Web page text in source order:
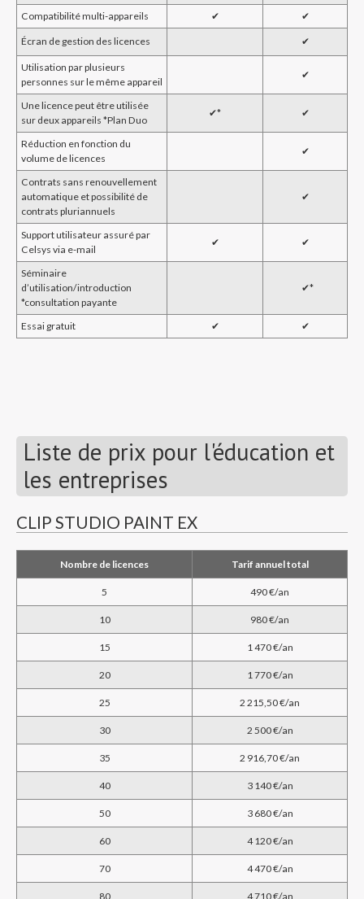
Compatibilité multi-appareils
✔︎ ✔︎
Écran de gestion des licences ✔︎
Utilisation par plusieurs
personnes sur le même appareil
✔︎
Une licence peut être utilisée
sur deux appareils *Plan Duo
✔︎* ✔︎
Réduction en fonction du
volume de licences
✔︎
Contrats sans renouvellement
automatique et possibilité de
contrats pluriannuels
✔︎
Support utilisateur assuré par
Celsys via e-mail
✔︎ ✔︎
Séminaire
d’utilisation/introduction
*consultation payante
✔︎*
Essai gratuit ✔︎ ✔︎
Liste de prix pour l'éducation et
les entreprises
CLIP STUDIO PAINT EX
Nombre de licences Tarif annuel total
5 490 €/an
10 980 €/an
15 1 470 €/an
20 1 770 €/an
25 2 215,50 €/an
30 2 500 €/an
35 2 916,70 €/an
40 3 140 €/an
50 3 680 €/an
60 4 120 €/an
70 4 470 €/an
80 4 710 €/an